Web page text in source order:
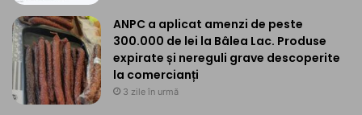
ANPC a aplicat amenzi de peste
300.000 de lei la Bâlea Lac. Produse
expirate și nereguli grave descoperite
la comercianți
3 zile în urmă